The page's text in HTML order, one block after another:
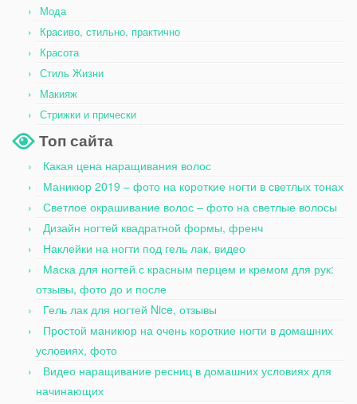
Мода
Красиво, стильно, практично
Красота
Стиль Жизни
Макияж
Стрижки и прически
Топ сайта
Какая цена наращивания волос
Маникюр 2019 – фото на короткие ногти в светлых тонах
Светлое окрашивание волос – фото на светлые волосы
Дизайн ногтей квадратной формы, френч
Наклейки на ногти под гель лак, видео
Маска для ногтей с красным перцем и кремом для рук:
отзывы, фото до и после
Гель лак для ногтей Nice, отзывы
Простой маникюр на очень короткие ногти в домашних
условиях, фото
Видео наращивание ресниц в домашних условиях для
начинающих